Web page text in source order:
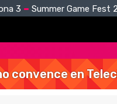
3 Summer Game Fest
convence en